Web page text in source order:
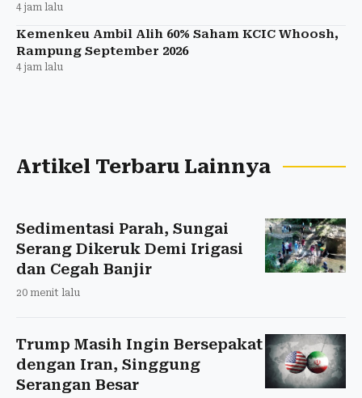
4 jam lalu
Kemenkeu Ambil Alih 60% Saham KCIC Whoosh,
Rampung September 2026
4 jam lalu
Artikel Terbaru Lainnya
Sedimentasi Parah, Sungai
Serang Dikeruk Demi Irigasi
dan Cegah Banjir
20 menit lalu
Trump Masih Ingin Bersepakat
dengan Iran, Singgung
Serangan Besar